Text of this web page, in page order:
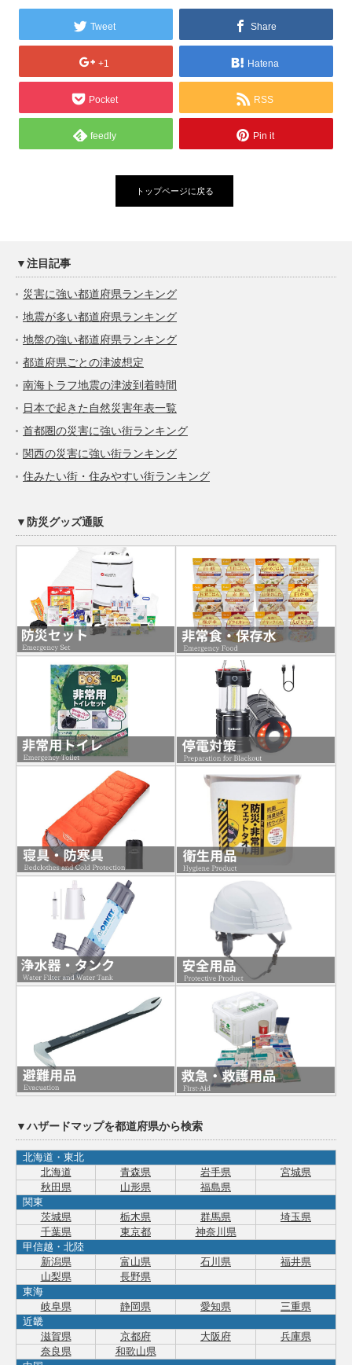
Tweet Share
+1 Hatena
Pocket RSS
feedly Pin it
トップページに戻る
▼注目記事
災害に強い都道府県ランキング
地震が多い都道府県ランキング
地盤の強い都道府県ランキング
都道府県ごとの津波想定
南海トラフ地震の津波到着時間
日本で起きた自然災害年表一覧
首都圏の災害に強い街ランキング
関西の災害に強い街ランキング
住みたい街・住みやすい街ランキング
▼防災グッズ通販
▼ハザードマップを都道府県から検索
北海道・東北
北海道
青森県 岩手県
宮城県
秋田県
山形県
福島県
関東
茨城県
栃木県 群馬県
埼玉県
千葉県
東京都
神奈川県
甲信越・北陸
新潟県
富山県 石川県
福井県
山梨県
長野県
東海
岐阜県
静岡県 愛知県
三重県
近畿
滋賀県
京都府 大阪府
兵庫県
奈良県
和歌山県